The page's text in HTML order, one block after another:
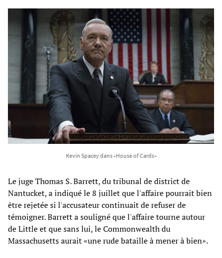
Kevin Spacey dans «House of Cards»
Le juge Thomas S. Barrett, du tribunal de district de
Nantucket, a indiqué le 8 juillet que l'affaire pourrait bien
être rejetée si l'accusateur continuait de refuser de
témoigner. Barrett a souligné que l'affaire tourne autour
de Little et que sans lui, le Commonwealth du
Massachusetts aurait «une rude bataille à mener à bien».